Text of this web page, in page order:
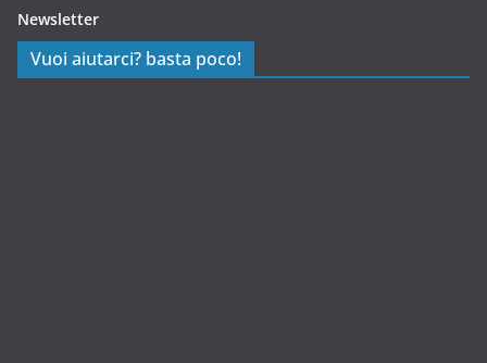
Newsletter
Vuoi aiutarci? basta poco!